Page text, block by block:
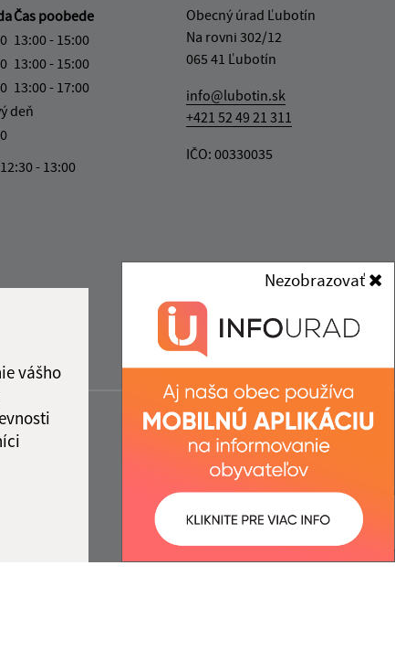
vášho
Nezobrazovať
Čas poobede
13:00 - 15:00
13:00 - 15:00
13:00 - 17:00
deň
12:30 - 13:00
Obecný úrad Ľubotín
Na rovni 302/12
065 41 Ľubotín
info@lubotin.sk
+421 52 49 21 311
IČO: 00330035